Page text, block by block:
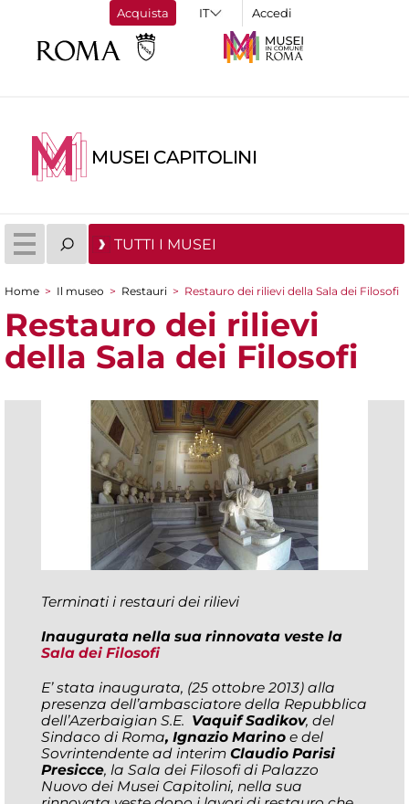
Acquista Accedi
MUSEI CAPITOLINI
TUTTI I MUSEI
Tu sei qui
Home > Il museo > Restauri > Restauro dei rilievi della Sala dei Filosofi
Restauro dei rilievi
della Sala dei Filosofi
Terminati i restauri dei rilievi
Inaugurata nella sua rinnovata veste la
Sala dei Filosofi
E’ stata inaugurata, (25 ottobre 2013) alla
presenza dell’ambasciatore della Repubblica
dell’Azerbaigian S.E. Vaquif Sadikov, del
Sindaco di Roma, Ignazio Marino e del
Sovrintendente ad interim Claudio Parisi
Presicce, la Sala dei Filosofi di Palazzo
Nuovo dei Musei Capitolini, nella sua